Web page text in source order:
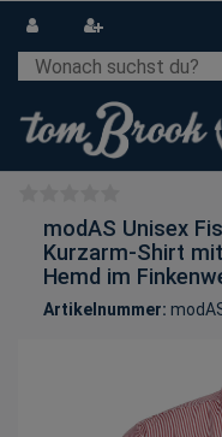
modAS Unisex
Kurzarm-Shirt
Hemd im
Artikelnummer: